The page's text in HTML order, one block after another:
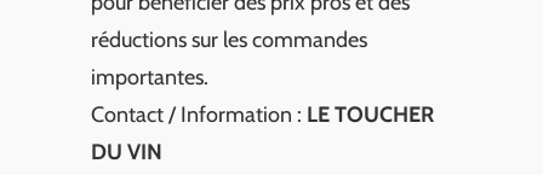
réductions sur les commandes
importantes.
Contact / Information : LE TOUCHER
DU VIN